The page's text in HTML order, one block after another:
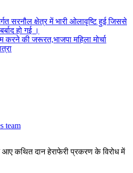
सरनौल क्षेत्र में भारी ओलावृष्टि हुई जिससे
हो गई ।
की जरूरत,भाजपा महिला मोर्चा
team
आए कथित दान हेराफेरी प्रकरण के विरोध में